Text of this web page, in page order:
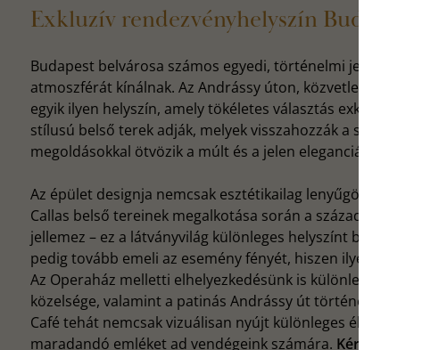
Exkluzív rendezvényhelyszín
Budapest belvárosa számos egyedi, történelmi
atmoszférát kínálnak. Az Andrássy úton, közvetlenül az
egyik ilyen helyszín, amely tökéletes választás exkluzív
stílusú belső terek adják, melyek visszahozzák a
megoldásokkal ötvözik a múlt és a jelen eleganciáját.
Az épület designja nemcsak esztétikailag lenyűgöző, de a
Callas belső tereinek megalkotása során a századforduló
jellemez – ez a látványvilág különleges helyszínt biztosít
pedig tovább emeli az esemény fényét, hiszen ilyen
Az Operaház melletti elhelyezkedésünk is különleges
közelsége, valamint a patinás Andrássy út történelmi
Café tehát nemcsak vizuálisan nyújt különleges élményt,
maradandó emléket ad vendégeink számára. Kérj